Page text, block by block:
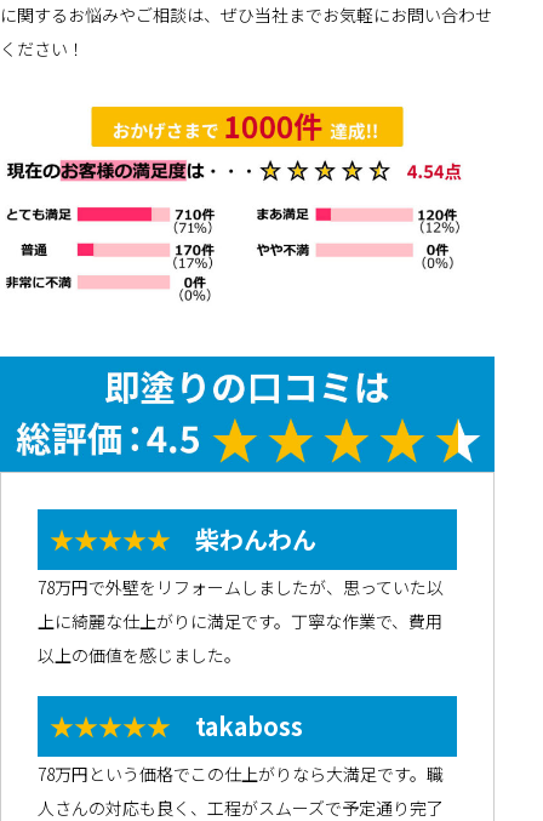
に関するお悩みやご相談は、ぜひ当社までお気軽にお問い合わせ
ください！
★★★★★ 柴わんわん
78万円で外壁をリフォームしましたが、思っていた以
上に綺麗な仕上がりに満足です。丁寧な作業で、費用
以上の価値を感じました。
★★★★★ takaboss
78万円という価格でこの仕上がりなら大満足です。職
人さんの対応も良く、工程がスムーズで予定通り完了